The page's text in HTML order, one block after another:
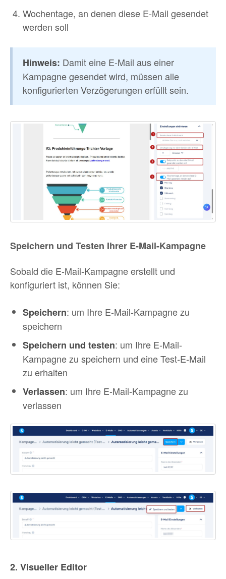
Wochentage, an denen diese E-Mail gesendet
werden soll
Hinweis: Damit eine E-Mail aus einer
Kampagne gesendet wird, müssen alle
konfigurierten Verzögerungen erfüllt sein.
Speichern und Testen Ihrer E-Mail-Kampagne
Sobald die E-Mail-Kampagne erstellt und
konfiguriert ist, können Sie:
Speichern: um Ihre E-Mail-Kampagne zu
speichern
Speichern und testen: um Ihre E-Mail-
Kampagne zu speichern und eine Test-E-Mail
zu erhalten
Verlassen: um Ihre E-Mail-Kampagne zu
verlassen
2. Visueller Editor